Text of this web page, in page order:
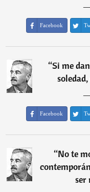
Facebook
“Si me
Facebook
“No te
ser